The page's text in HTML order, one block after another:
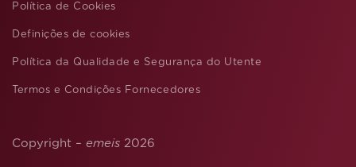
Política de Cookies
Definições de cookies
Política da Qualidade e Segurança do Utente
Termos e Condições Fornecedores
Copyright – emeis 2026